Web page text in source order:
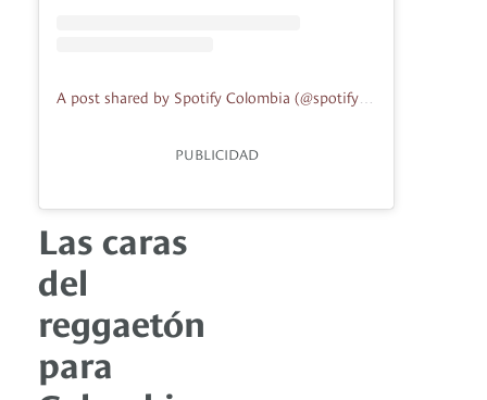
PUBLICIDAD
Las caras
del
reggaetón
para